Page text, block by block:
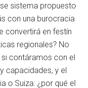
sistema propuesto
con una burocracia
convertirá en festín
regionales? No
contáramos con el
capacidades, y el
o Suiza: ¿por qué el